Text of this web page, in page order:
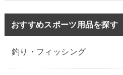
おすすめスポーツ用品を探す
釣り・フィッシング